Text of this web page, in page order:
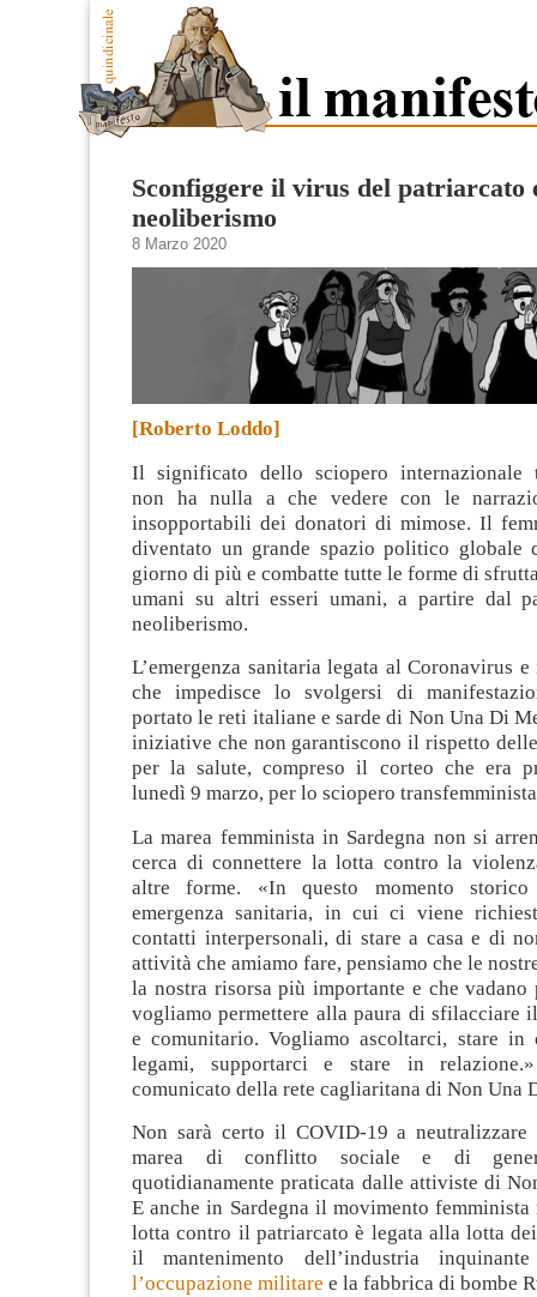
Sconfiggere il virus del patriarcato
neoliberismo
8 Marzo 2020
[Roberto Loddo]
Il significato dello sciopero internazionale
non ha nulla a che vedere con le
insopportabili dei donatori di mimose. Il
diventato un grande spazio politico globale
giorno di più e combatte tutte le forme di
umani su altri esseri umani, a partire dal
neoliberismo.
L’emergenza sanitaria legata al Coronavirus
che impedisce lo svolgersi di
portato le reti italiane e sarde di Non Una Di
iniziative che non garantiscono il rispetto
per la salute, compreso il corteo che era
lunedì 9 marzo, per lo sciopero
La marea femminista in Sardegna non si
cerca di connettere la lotta contro la
altre forme. «In questo momento
emergenza sanitaria, in cui ci viene
contatti interpersonali, di stare a casa e di
attività che amiamo fare, pensiamo che le
la nostra risorsa più importante e che vadano
vogliamo permettere alla paura di sfilacciare
e comunitario. Vogliamo ascoltarci, stare in
legami, supportarci e stare in
comunicato della rete cagliaritana di Non Una
Non sarà certo il COVID-19 a neutralizzare
marea di conflitto sociale e di
quotidianamente praticata dalle attiviste di
E anche in Sardegna il movimento
lotta contro il patriarcato è legata alla lotta
il mantenimento dell’industria inquinante
l’occupazione militare e la fabbrica di bombe